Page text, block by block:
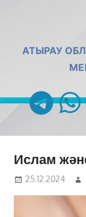
АТЫРАУ
Ислам
25.12.2024